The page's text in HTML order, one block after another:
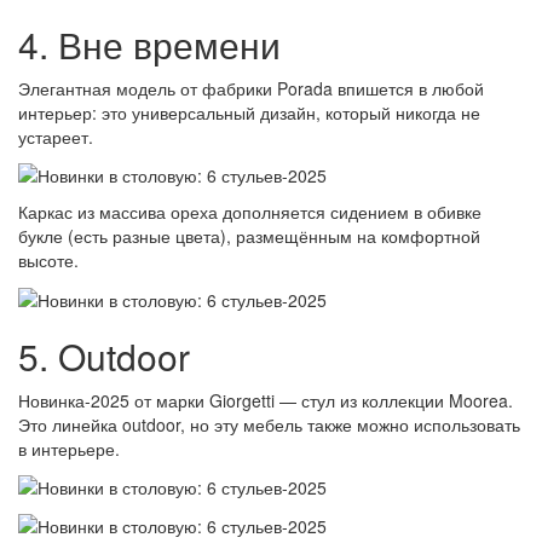
4. Вне времени
Элегантная модель от фабрики Porada впишется в любой
интерьер: это универсальный дизайн, который никогда не
устареет.
Каркас из массива ореха дополняется сидением в обивке
букле (есть разные цвета), размещённым на комфортной
высоте.
5. Outdoor
Новинка-2025 от марки Giorgetti — стул из коллекции Moorea.
Это линейка outdoor, но эту мебель также можно использовать
в интерьере.